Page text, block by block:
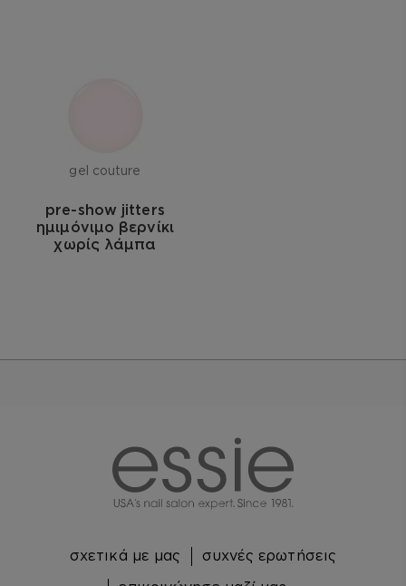
gel couture
pre-show jitters
ημιμόνιμο βερνίκι
χωρίς λάμπα
σχετικά με μας
συχνές ερωτήσεις